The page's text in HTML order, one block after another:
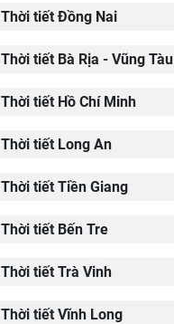
Thời tiết Đồng Nai
Thời tiết Bà Rịa - Vũng Tàu
Thời tiết Hồ Chí Minh
Thời tiết Long An
Thời tiết Tiền Giang
Thời tiết Bến Tre
Thời tiết Trà Vinh
Thời tiết Vĩnh Long